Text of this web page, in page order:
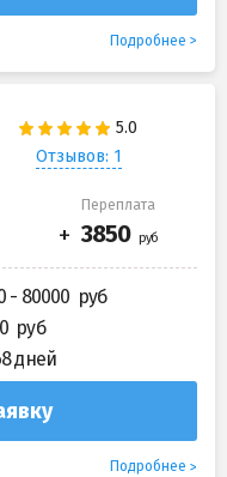
Подробнее
Отзывов: 1
Переплата
- 80000
дней
Подробнее